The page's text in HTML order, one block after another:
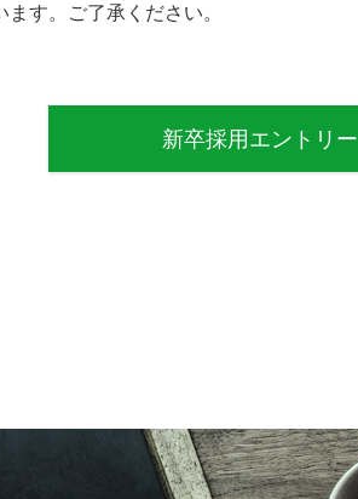
す。ご了承ください。
新卒採用エントリー